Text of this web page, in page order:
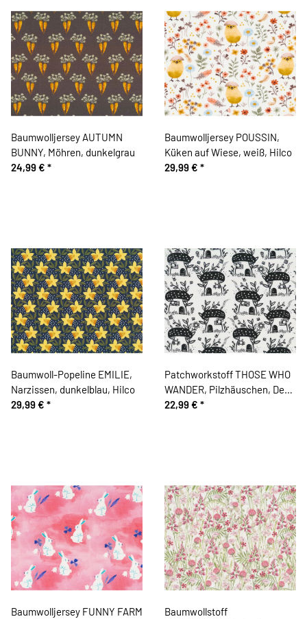
Baumwolljersey AUTUMN
BUNNY, Möhren, dunkelgrau
24,99 € *
Baumwolljersey POUSSIN,
Küken auf Wiese, weiß, Hilco
29,99 € *
Baumwoll-Popeline EMILIE,
Narzissen, dunkelblau, Hilco
29,99 € *
Patchworkstoff THOSE WHO
WANDER, Pilzhäuschen, Dear
Stella
22,99 € *
Baumwolljersey FUNNY FARM
Baumwollstoff